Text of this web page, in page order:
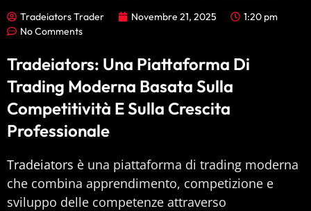
Tradeiators Trader Novembre 21, 2025
1:20 pm
No Comments
Tradeiators: Una Piattaforma Di
Trading Moderna Basata Sulla
Competitività E Sulla Crescita
Professionale
Tradeiators è una piattaforma di trading moderna
che combina apprendimento, competizione e
sviluppo delle competenze attraverso